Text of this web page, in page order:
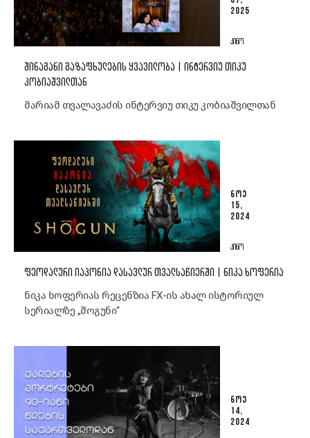
2025
ᲙᲘᲜᲝ
ᲨᲘᲜᲐᲒᲐᲜᲘ ᲒᲐᲖᲐᲤᲮᲣᲚᲔᲑᲘᲡ ᲧᲕᲐᲕᲘᲚᲝᲑᲐ | ᲘᲜᲢᲔᲠᲕᲘᲣ ᲗᲘᲙᲣ
ᲙᲝᲑᲘᲐᲨᲕᲘᲚᲗᲐᲜ
მარიამ თვალავაძის ინტერვიუ თიკუ კობიაშვილთან
ᲜᲝᲔ
15,
2024
ᲙᲘᲜᲝ
ᲤᲔᲝᲓᲐᲚᲣᲠᲘ ᲘᲐᲞᲝᲜᲘᲐ ᲓᲐᲡᲐᲕᲚᲣᲠ ᲗᲕᲐᲚᲡᲐᲬᲘᲔᲠᲨᲘ | ᲜᲘᲙᲐ ᲮᲝᲤᲔᲠᲘᲐ
ნიკა ხოფერიას რეცენზია FX-ის ახალ ისტორიულ
სერიალზე „შოგუნი“
ᲜᲝᲔ
14,
2024